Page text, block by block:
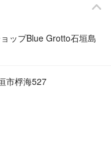
ップBlue Grotto石垣島
市桴海527